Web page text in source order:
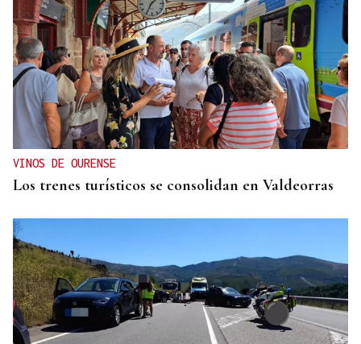
VINOS DE OURENSE
Los trenes turísticos se consolidan en Valdeorras